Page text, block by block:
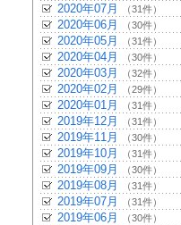
2020年07月 （31件）
2020年06月 （30件）
2020年05月 （31件）
2020年04月 （30件）
2020年03月 （32件）
2020年02月 （29件）
2020年01月 （31件）
2019年12月 （31件）
2019年11月 （30件）
2019年10月 （31件）
2019年09月 （30件）
2019年08月 （31件）
2019年07月 （31件）
2019年06月 （30件）